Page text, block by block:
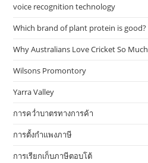
voice recognition technology
Which brand of plant protein is good?
Why Australians Love Cricket So Much
Wilsons Promontory
Yarra Valley
การคว่ำบาตรทางการค้า
การตั้งกำแพงภาษี
การเรียกเก็บภาษีตอบโต้